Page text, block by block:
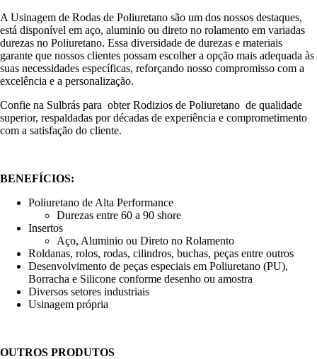
A Usinagem de Rodas de Poliuretano são um dos nossos destaques,
está disponível em aço, aluminio ou direto no rolamento em variadas
durezas no Poliuretano. Essa diversidade de durezas e materiais
garante que nossos clientes possam escolher a opção mais adequada às
suas necessidades específicas, reforçando nosso compromisso com a
excelência e a personalização.
Confie na Sulbrás para obter Rodizios de Poliuretano de qualidade
superior, respaldadas por décadas de experiência e comprometimento
com a satisfação do cliente.
BENEFÍCIOS:
Poliuretano de Alta Performance
Durezas entre 60 a 90 shore
Insertos
Aço, Aluminio ou Direto no Rolamento
Roldanas, rolos, rodas, cilindros, buchas, peças entre outros
Desenvolvimento de peças especiais em Poliuretano (PU),
Borracha e Silicone conforme desenho ou amostra
Diversos setores industriais
Usinagem própria
OUTROS PRODUTOS